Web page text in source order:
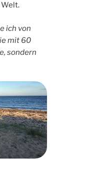
ich von
mit 60
sondern